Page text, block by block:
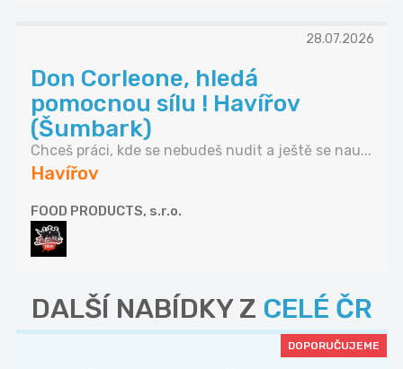
28.07.2026
Don Corleone, hledá
pomocnou sílu ! Havířov
(Šumbark)
Chceš práci, kde se nebudeš nudit a ještě se nau...
Havířov
FOOD PRODUCTS, s.r.o.
DALŠÍ NABÍDKY Z CELÉ ČR
DOPORUČUJEME